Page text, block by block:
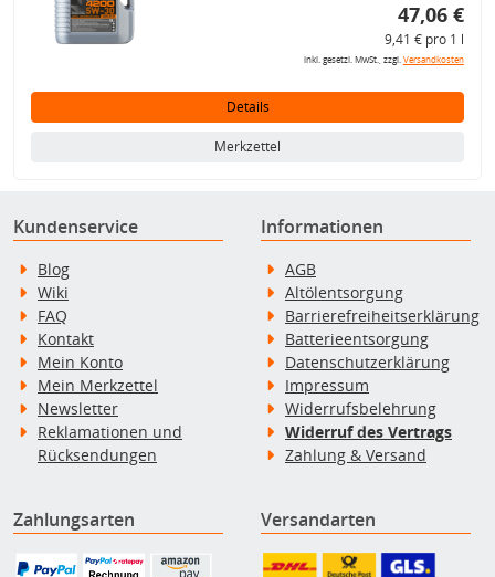
47,06 €
9,41 € pro 1 l
inkl. gesetzl. MwSt., zzgl.Versandkosten
Details
Merkzettel
Kundenservice
Blog
Wiki
FAQ
Kontakt
Mein Konto
Mein Merkzettel
Newsletter
Reklamationen und
Rücksendungen
Informationen
AGB
Altölentsorgung
Barrierefreiheitserklärung
Batterieentsorgung
Datenschutzerklärung
Impressum
Widerrufsbelehrung
Widerruf des Vertrags
Zahlung & Versand
Zahlungsarten Versandarten